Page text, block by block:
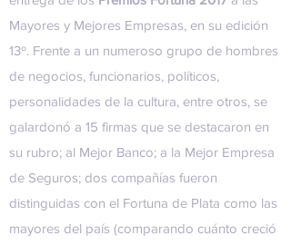
Mayores y Mejores Empresas, en su edición
13º. Frente a un numeroso grupo de hombres
de negocios, funcionarios, políticos,
personalidades de la cultura, entre otros, se
galardonó a 15 firmas que se destacaron en
su rubro; al Mejor Banco; a la Mejor Empresa
de Seguros; dos compañías fueron
distinguidas con el Fortuna de Plata como las
mayores del país (comparando cuánto creció